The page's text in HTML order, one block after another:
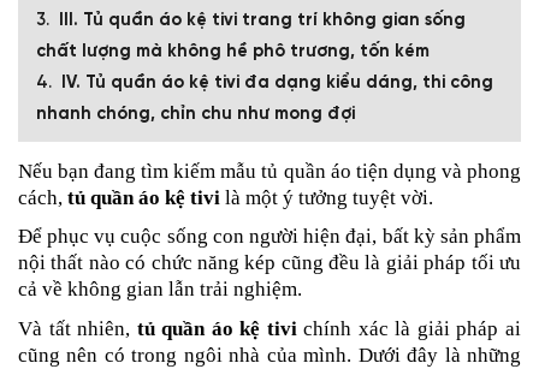
III. Tủ quần áo kệ tivi trang trí không gian sống
chất lượng mà không hề phô trương, tốn kém
IV. Tủ quần áo kệ tivi đa dạng kiểu dáng, thi công
nhanh chóng, chỉn chu như mong đợi
Nếu bạn đang tìm kiếm mẫu tủ quần áo tiện dụng và phong
cách, tủ quần áo kệ tivi là một ý tưởng tuyệt vời.
Để phục vụ cuộc sống con người hiện đại, bất kỳ sản phẩm
nội thất nào có chức năng kép cũng đều là giải pháp tối ưu
cả về không gian lẫn trải nghiệm.
Và tất nhiên, tủ quần áo kệ tivichính xác là giải pháp ai
cũng nên có trong ngôi nhà của mình. Dưới đây là những